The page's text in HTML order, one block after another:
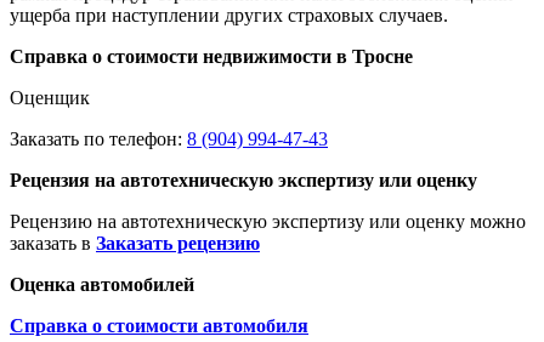
ущерба при наступлении других страховых случаев.
Справка о стоимости недвижимости в Тросне
Оценщик
Заказать по телефон: 8 (904) 994-47-43
Рецензия на автотехническую экспертизу или оценку
Рецензию на автотехническую экспертизу или оценку можно
заказать в Заказать рецензию
Оценка автомобилей
Справка о стоимости автомобиля